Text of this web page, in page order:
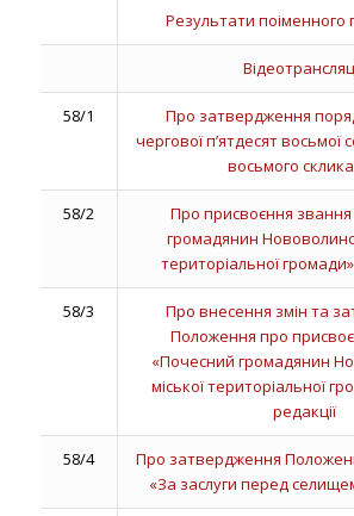
Результати поіменного
58/1
Про затвердження
чергової п’ятдесят восьмої
восьмого
58/2
Про присвоєння
громадянин
територіальної
58/3
Про внесення змін та
Положення про
«Почесний громадянин
міської територіальної
редакції
58/4
Про затвердження
«За заслуги перед